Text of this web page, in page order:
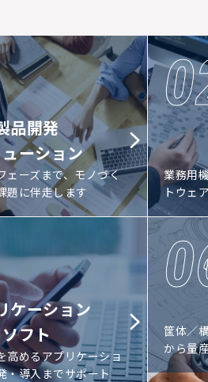
品開発
ーション
ェーズまで、モノづく
題に伴走します
業務用
トウェ
ケーション
ソフト
高めるアプリケーショ
・導入までサポート
筐体／
から量